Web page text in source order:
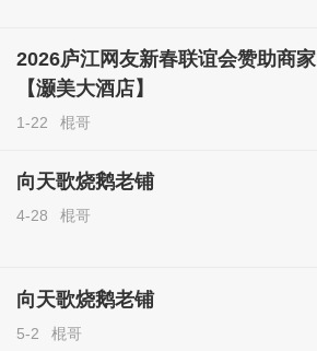
2026庐江网友新春联谊会赞助商家
【灏美大酒店】
1-22 棍哥
向天歌烧鹅老铺
4-28 棍哥
向天歌烧鹅老铺
5-2 棍哥